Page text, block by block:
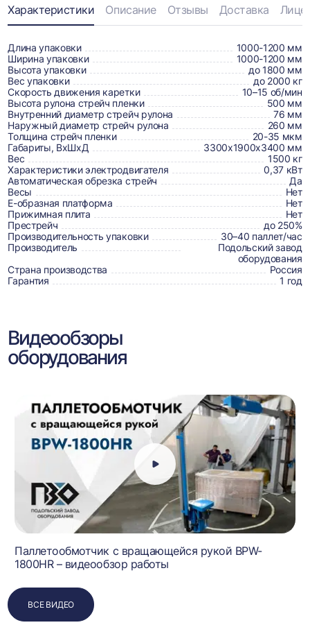
Информация
о
товаре,
доставке,
отзывах
и
сертификаты
Характеристики Описание Отзывы Доставка
Длина упаковки
1000-1200 мм
Ширина упаковки
1000-1200 мм
Высота упаковки
до 1800 мм
Вес упаковки
до 2000 кг
Скорость движения каретки
10–15 об/мин
Высота рулона стрейч пленки
500 мм
Внутренний диаметр стрейч рулона
76 мм
Наружный диаметр стрейч рулона
260 мм
Толщина стрейч пленки
20-35 мкм
Габариты, ВхШхД
3300х1900х3400 мм
Вес
1500 кг
Характеристики электродвигателя
0,37 кВт
Автоматическая обрезка стрейч
Да
Весы
Нет
Е-образная платформа
Нет
Прижимная плита
Нет
Престрейч
до 250%
Производительность упаковки
30–40 паллет/час
Производитель
Подольский завод
оборудования
Страна производства
Россия
Гарантия
1 год
Видеообзоры
оборудования
Паллетообмотчик с вращающейся рукой BPW-
1800HR – видеообзор работы
ВСЕ ВИДЕО